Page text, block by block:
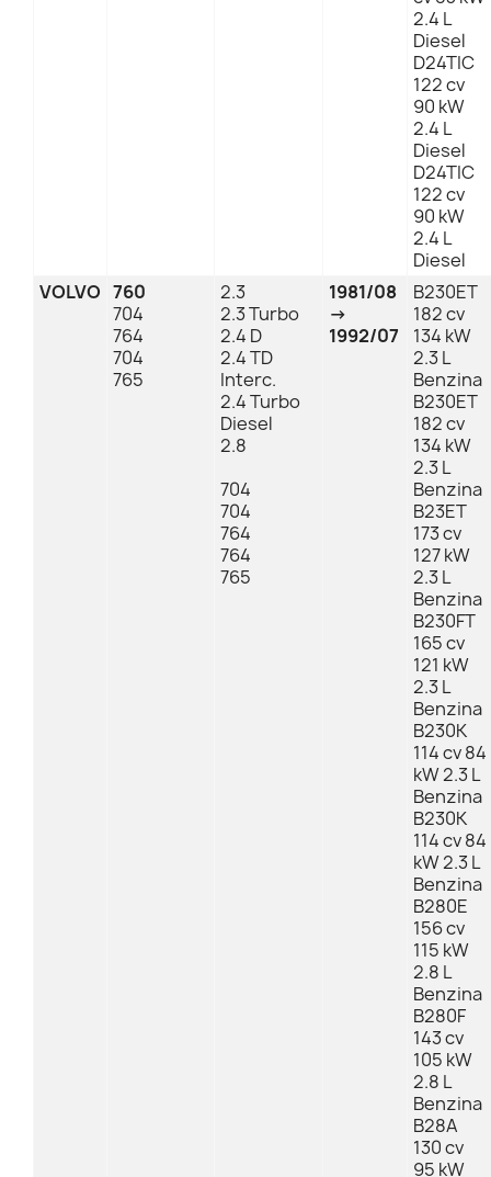
2.4 L
Diesel
D24TIC
122 cv
90 kW
2.4 L
Diesel
D24TIC
122 cv
90 kW
2.4 L
Diesel
VOLVO 760
704
764
704
765
2.3
2.3 Turbo
2.4 D
2.4 TD
Interc.
2.4 Turbo
Diesel
2.8
704
704
764
764
765
1981/08
→
1992/07
B230ET
182 cv
134 kW
2.3 L
Benzina
B230ET
182 cv
134 kW
2.3 L
Benzina
B23ET
173 cv
127 kW
2.3 L
Benzina
B230FT
165 cv
121 kW
2.3 L
Benzina
B230K
114 cv 84
kW 2.3 L
Benzina
B230K
114 cv 84
kW 2.3 L
Benzina
B280E
156 cv
115 kW
2.8 L
Benzina
B280F
143 cv
105 kW
2.8 L
Benzina
B28A
130 cv
95 kW